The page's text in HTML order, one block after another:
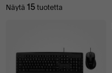
Näytä 15tuotetta